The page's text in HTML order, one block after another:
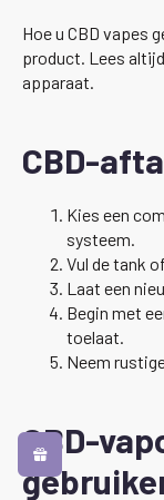
Hoe u CBD vapes
product. Lees
apparaat.
CBD-
Kies een
systeem.
Vul de tank
Laat een
Begin met
toelaat.
Neem
CBD-